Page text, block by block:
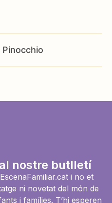
Pinocchio
nostre butlletí
i no et
ni novetat del món de
i famílies. T’hi esperen